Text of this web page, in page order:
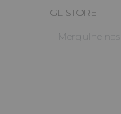
GL STORE
Mergulhe nas